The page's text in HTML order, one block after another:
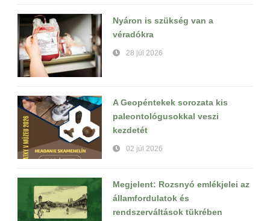
Nyáron is szükség van a
véradókra
28 júl 2026
A Geopéntekek sorozata kis
paleontológusokkal veszi
kezdetét
02 júl 2026
Megjelent: Rozsnyó emlékjelei az
államfordulatok és
rendszerváltások tükrében